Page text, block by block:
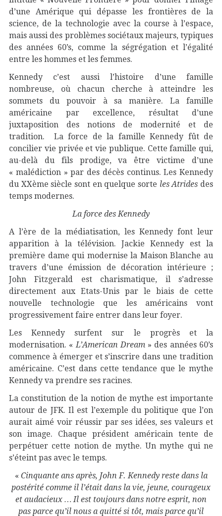
d’une Amérique qui dépasse les frontières de la
science, de la technologie avec la course à l’espace,
mais aussi des problèmes sociétaux majeurs, typiques
des années 60’s, comme la ségrégation et l’égalité
entre les hommes et les femmes.
Kennedy c’est aussi l’histoire d’une famille
nombreuse, où chacun cherche à atteindre les
sommets du pouvoir à sa manière. La famille
américaine par excellence, résultat d’une
juxtaposition des notions de modernité et de
tradition. La force de la famille Kennedy fût de
concilier vie privée et vie publique. Cette famille qui,
au-delà du fils prodige, va être victime d’une
« malédiction » par des décès continus. Les Kennedy
du XXème siècle sont en quelque sorte les Atrides des
temps modernes.
La force des Kennedy
A l’ère de la médiatisation, les Kennedy font leur
apparition à la télévision. Jackie Kennedy est la
première dame qui modernise la Maison Blanche au
travers d’une émission de décoration intérieure ;
John Fitzgerald est charismatique, il s’adresse
directement aux Etats-Unis par le biais de cette
nouvelle technologie que les américains vont
progressivement faire entrer dans leur foyer.
Les Kennedy surfent sur le progrès et la
modernisation. «L’American Dream» des années 60’s
commence à émerger et s’inscrire dans une tradition
américaine. C’est dans cette tendance que le mythe
Kennedy va prendre ses racines.
La constitution de la notion de mythe est importante
autour de JFK. Il est l’exemple du politique que l’on
aurait aimé voir réussir par ses idées, ses valeurs et
son image. Chaque président américain tente de
perpétuer cette notion de mythe. Un mythe qui ne
s’éteint pas avec le temps.
« Cinquante ans après, John F. Kennedy reste dans la
postérité comme il l’était dans la vie, jeune, courageux
et audacieux … Il est toujours dans notre esprit, non
pas parce qu’il nous a quitté si tôt, mais parce qu’il